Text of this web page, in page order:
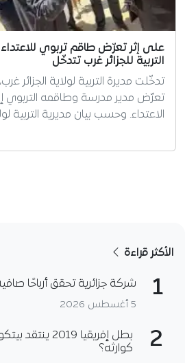
على إثر تعرّض طاقم تربوي
التربية للجزائر غرب تتدخّل
تدخّلت مديرة التربية لولاية الجزائر
تعرّض مدير مدرسة وطاقمه التربوي
الاعتداء. وحسب بيان مديرية التربية
الأكثر قراءة
1 شركة جزائرية تحقق أرباحًا صافية
5 أغسطس 2026
2
بطل إفريقيا
كوارثه؟